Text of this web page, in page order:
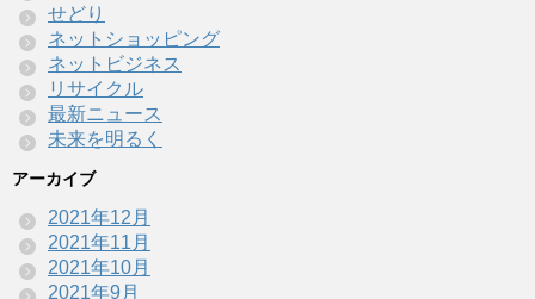
せどり
ネットショッピング
ネットビジネス
リサイクル
最新ニュース
未来を明るく
アーカイブ
2021年12月
2021年11月
2021年10月
2021年9月